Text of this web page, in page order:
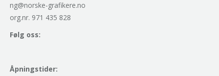
ng@norske-grafikere.no
org.nr. 971 435 828
Følg oss:
Åpningstider: